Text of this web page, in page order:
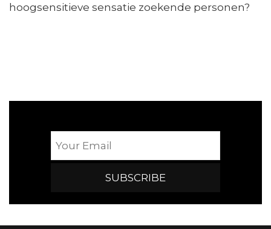
hoogsensitieve sensatie zoekende personen?